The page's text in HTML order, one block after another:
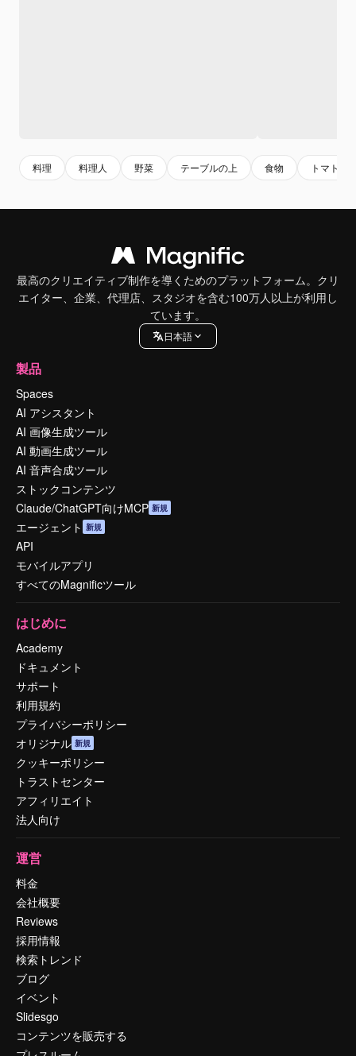
料理 料理人 野菜 テーブルの上 食物 トマト
最高のクリエイティブ制作を導くためのプラットフォーム。クリ
エイター、企業、代理店、スタジオを含む100万人以上が利用し
ています。
日本語
製品
Spaces
AI アシスタント
AI 画像生成ツール
AI 動画生成ツール
AI 音声合成ツール
ストックコンテンツ
Claude/ChatGPT向けMCP 新規
エージェント 新規
API
モバイルアプリ
すべてのMagnificツール
はじめに
Academy
ドキュメント
サポート
利用規約
プライバシーポリシー
オリジナル 新規
クッキーポリシー
トラストセンター
アフィリエイト
法人向け
運営
料金
会社概要
Reviews
採用情報
検索トレンド
ブログ
イベント
Slidesgo
コンテンツを販売する